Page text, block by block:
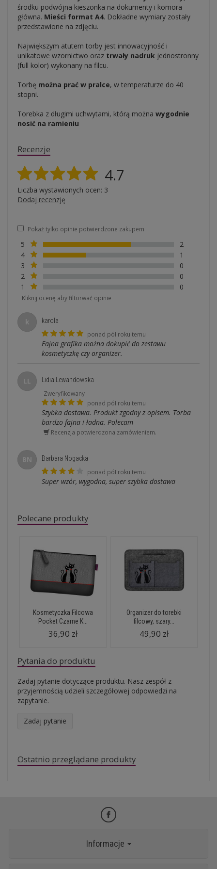
środku podwójna kieszonka na dokumenty i komora
główna. Mieści format A4. Dokładne wymiary zostały
przedstawione na zdjęciu.
Największym atutem torby jest innowacyjność i
unikatowe wzornictwo oraz trwały nadruk jednostronny
(full kolor) wykonany na filcu.
Torbę można prać w pralce, w temperaturze do 40
stopni.
Torebka z długimi uchwytami, którą można wygodnie
nosić na ramieniu
Recenzje
4.7
Liczba wystawionych ocen: 3
Dodaj recenzję
Pokaż tylko opinie potwierdzone zakupem
5
2
4
1
3
0
2
0
1
0
Kliknij ocenę aby filtorwać opinie
k
karola
ponad pół roku temu
Fajna grafika można dokupić do zestawu
kosmetyczkę czy organizer.
LL
Lidia Lewandowska
Zweryfikowany
ponad pół roku temu
Szybka dostawa. Produkt zgodny z opisem. Torba
bardzo fajna i ładna. Polecam
Recenzja potwierdzona zamówieniem.
BN
Barbara Nogacka
ponad pół roku temu
Super wzór, wygodna, super szybka dostawa
Polecane produkty
Kosmetyczka Filcowa
Pocket Czarne K...
36,90 zł
Organizer do torebki
filcowy, szary...
49,90 zł
Pytania do produktu
Zadaj pytanie dotyczące produktu. Nasz zespół z
przyjemnością udzieli szczegółowej odpowiedzi na
zapytanie.
Zadaj pytanie
Ostatnio przeglądane produkty
Informacje